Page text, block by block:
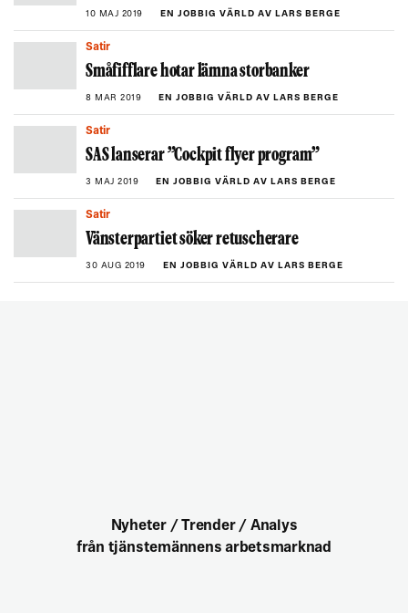
10 MAJ 2019 EN JOBBIG VÄRLD AV LARS BERGE
Satir
Småfifflare hotar lämna storbanker
8 MAR 2019 EN JOBBIG VÄRLD AV LARS BERGE
Satir
SAS lanserar ”Cockpit flyer program”
3 MAJ 2019 EN JOBBIG VÄRLD AV LARS BERGE
Satir
Vänsterpartiet söker retuscherare
30 AUG 2019 EN JOBBIG VÄRLD AV LARS BERGE
Nyheter / Trender / Analys
från tjänstemännens arbetsmarknad